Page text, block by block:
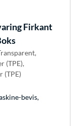
Firkant
(TPE),
(TPE)
bevis,